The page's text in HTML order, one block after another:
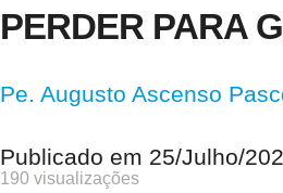
PERDER PARA
Pe. Augusto Ascenso
Publicado em 25/Julho/
190 visualizações